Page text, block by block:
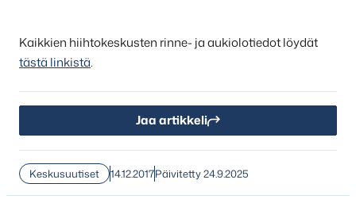
Kaikkien hiihtokeskusten rinne- ja aukiolotiedot löydät
tästä linkistä.
Jaa artikkeli
Keskusuutiset 14.12.2017Päivitetty 24.9.2025